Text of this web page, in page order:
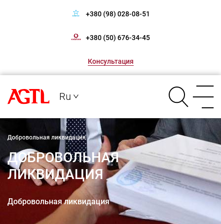
+380 (98) 028-08-51
+380 (50) 676-34-45
Консультация
Ru
Добровольная ликвидация
ДОБРОВОЛЬНАЯ
ЛИКВИДАЦИЯ
Добровольная ликвидация